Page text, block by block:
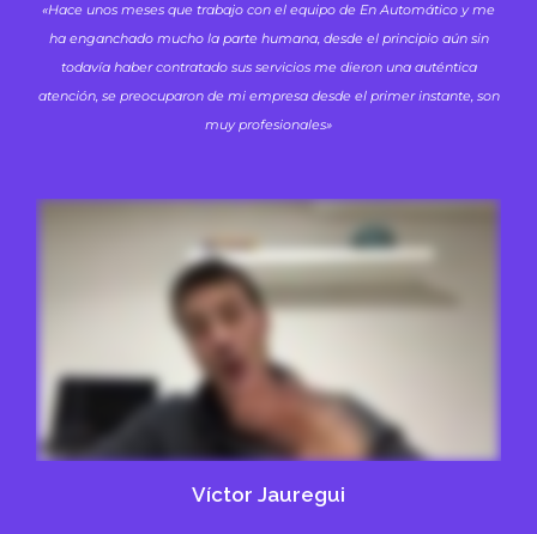
«Hace unos meses que trabajo con el equipo de En Automático y me
ha enganchado mucho la parte humana, desde el principio aún sin
todavía haber contratado sus servicios me dieron una auténtica
atención, se preocuparon de mi empresa desde el primer instante, son
muy profesionales»
Víctor Jauregui